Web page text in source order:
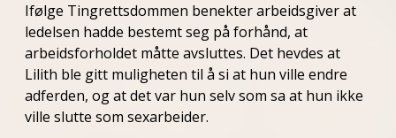
Ifølge Tingrettsdommen benekter arbeidsgiver at
ledelsen hadde bestemt seg på forhånd, at
arbeidsforholdet måtte avsluttes. Det hevdes at
Lilith ble gitt muligheten til å si at hun ville endre
adferden, og at det var hun selv som sa at hun ikke
ville slutte som sexarbeider.